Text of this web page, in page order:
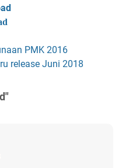
PMK 2016
release Juni 2018